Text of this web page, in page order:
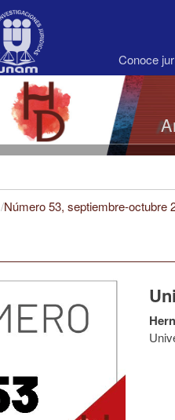
Conoce
/Número 53, septiembre-octubre